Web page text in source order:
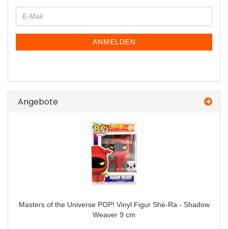
ZUR
NEWSLETTER-
E-
Mail
ANMELDEN
Angebote
Masters of the Universe POP! Vinyl Figur She-Ra - Shadow
Weaver 9 cm